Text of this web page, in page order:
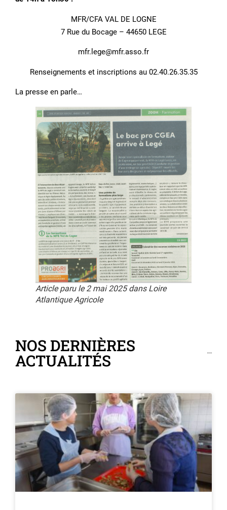
MFR/CFA VAL DE LOGNE
7 Rue du Bocage – 44650 LEGE
mfr.lege@mfr.asso.fr
Renseignements et inscriptions au 02.40.26.35.35
La presse en parle…
Article paru le 2 mai 2025 dans Loire
Atlantique Agricole
NOS DERNIÈRES
ACTUALITÉS